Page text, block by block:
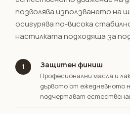
позволява използването на
осигурява по-висока
настилката подходяща за
1 Защитен финиш
Професионални масла и
дървото от ежедневното
подчертават